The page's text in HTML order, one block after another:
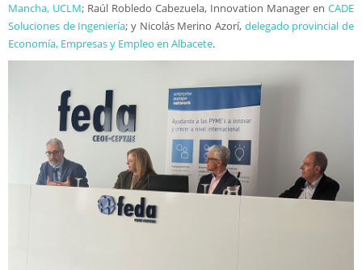
Mancha, UCLM; Raúl Robledo Cabezuela, Innovation Manager en CADE
Soluciones de Ingeniería; y Nicolás Merino Azorí, delegado provincial de
Economía, Empresas y Empleo en Albacete.